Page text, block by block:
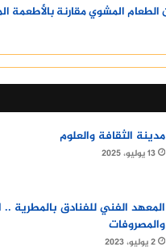
الطعام المشوي مقارنة بالأطعمة
مدينة الثقافة والعلوم
13 يوليو، 2025
المعهد الفني للفنادق بالمطرية ..
والمصروفات
2 يوليو، 2023